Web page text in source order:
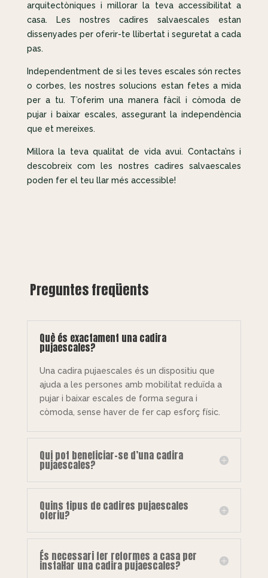
arquitectòniques i millorar la teva accessibilitat a
casa. Les nostres cadires salvaescales estan
dissenyades per oferir-te llibertat i seguretat a cada
pas.
Independentment de si les teves escales són rectes
o corbes, les nostres solucions estan fetes a mida
per a tu. T’oferim una manera fàcil i còmoda de
pujar i baixar escales, assegurant la independència
que et mereixes.
Millora la teva qualitat de vida avui. Contacta’ns i
descobreix com les nostres cadires salvaescales
poden fer el teu llar més accessible!
Preguntes freqüents
Què és exactament una cadira
pujaescales?
Una cadira pujaescales és un dispositiu que
ajuda a les persones amb mobilitat reduïda a
pujar i baixar escales de forma segura i
còmoda, sense haver de fer cap esforç físic.
Qui pot beneficiar-se d’una cadira
pujaescales?
Quins tipus de cadires pujaescales
oferiu?
És necessari fer reformes a casa per
instal·lar una cadira pujaescales?